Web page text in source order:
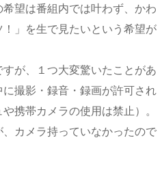
望は番組内では叶わず、かわ
」を生で見たいという希望が
が、１つ大変驚いたことがあ
撮影・録音・録画が許可され
携帯カメラの使用は禁止）。
カメラ持っていなかったので